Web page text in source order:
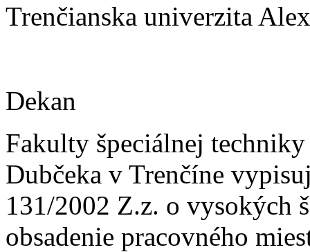
Trenčianska univerzita
Dekan
Fakulty špeciálnej
Dubčeka v Trenčíne
131/2002 Z.z. o vysokých
obsadenie pracovného